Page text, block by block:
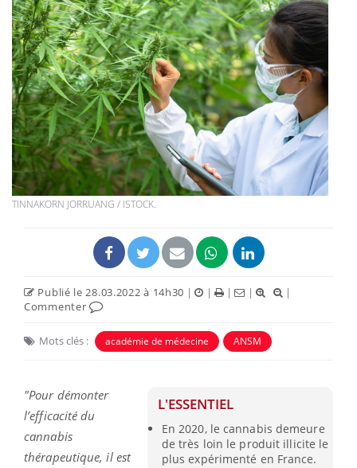
TINNAKORN JORRUANG / ISTOCK.
Publié le 28.03.2022 à 14h30 | | | |
|
Commenter
Mots clés : académie de médecine ANSM
L'ESSENTIEL
En 2020, le cannabis demeure
de très loin le produit illicite le
plus expérimenté en France.
"Pour démonter
l’efficacité du
cannabis
thérapeutique, il est